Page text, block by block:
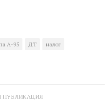
А-95 ДТ
налог